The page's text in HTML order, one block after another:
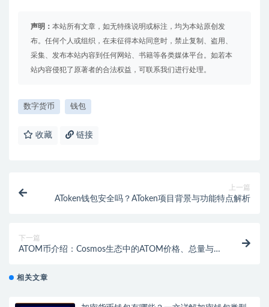
声明： 本站所有文章，如无特殊说明或标注，均为本站原创发
布。任何个人或组织，在未征得本站同意时，禁止复制、盗用、
采集、发布本站内容到任何网站、书籍等各类媒体平台。如若本
站内容侵犯了原著者的合法权益，可联系我们进行处理。
数字货币 钱包
收藏 链接
上一篇
AToken钱包安全吗？AToken项目背景与功能特点解析
下一篇
ATOM币介绍：Cosmos生态中的ATOM价格、总量与前
相关文章